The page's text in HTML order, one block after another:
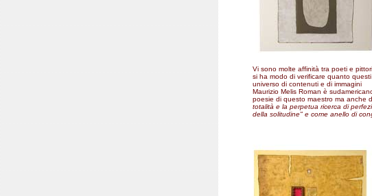
Vi sono molte affinità tra poeti e
si ha modo di verificare quanto
universo di contenuti e di immagini
Maurizio Melis Roman è
poesie di questo maestro ma anche
totalità e la perpetua ricerca di
della solitudine" e come anello di